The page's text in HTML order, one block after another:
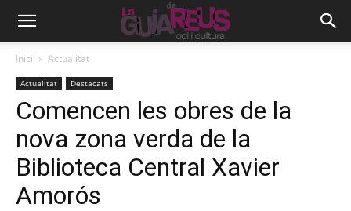
Inici Actualitat
Actualitat Destacats
Comencen les obres de la
nova zona verda de la
Biblioteca Central Xavier
Amorós